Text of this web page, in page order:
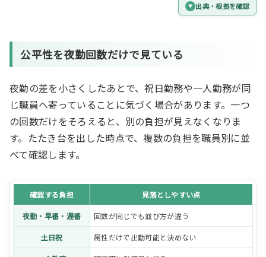
出典・根拠を確認
公平性を夜勤回数だけで見ている
夜勤の差を小さくしたあとで、祝日勤務や一人勤務が同
じ職員へ寄っていることに気づく場合があります。一つ
の回数だけをそろえると、別の負担が見えなくなりま
す。たたき台を出した時点で、複数の負担を職員別に並
べて確認します。
確認する負担 見落としやすい点
夜勤・早番・遅番 回数が同じでも並び方が違う
土日祝 属性だけで出勤可能と決めない